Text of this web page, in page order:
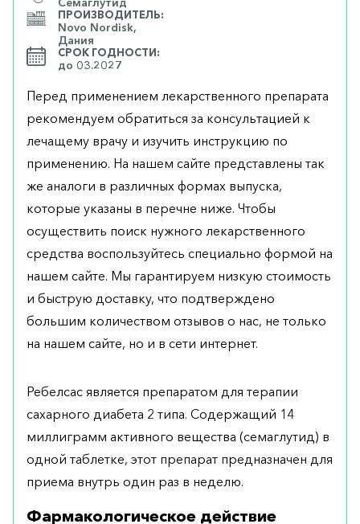
ПРОИЗВОДИТЕЛЬ:
Novo Nordisk,
Дания
СРОК ГОДНОСТИ:
до 03.2027
Перед применением лекарственного препарата
рекомендуем обратиться за консультацией к
лечащему врачу и изучить инструкцию по
применению. На нашем сайте представлены так
же аналоги в различных формах выпуска,
которые указаны в перечне ниже. Чтобы
осуществить поиск нужного лекарственного
средства воспользуйтесь специально формой на
нашем сайте. Мы гарантируем низкую стоимость
и быструю доставку, что подтверждено
большим количеством отзывов о нас, не только
на нашем сайте, но и в сети интернет.
Ребелсас является препаратом для терапии
сахарного диабета 2 типа. Содержащий 14
миллиграмм активного вещества (семаглутид) в
одной таблетке, этот препарат предназначен для
приема внутрь один раз в неделю.
Фармакологическое действие